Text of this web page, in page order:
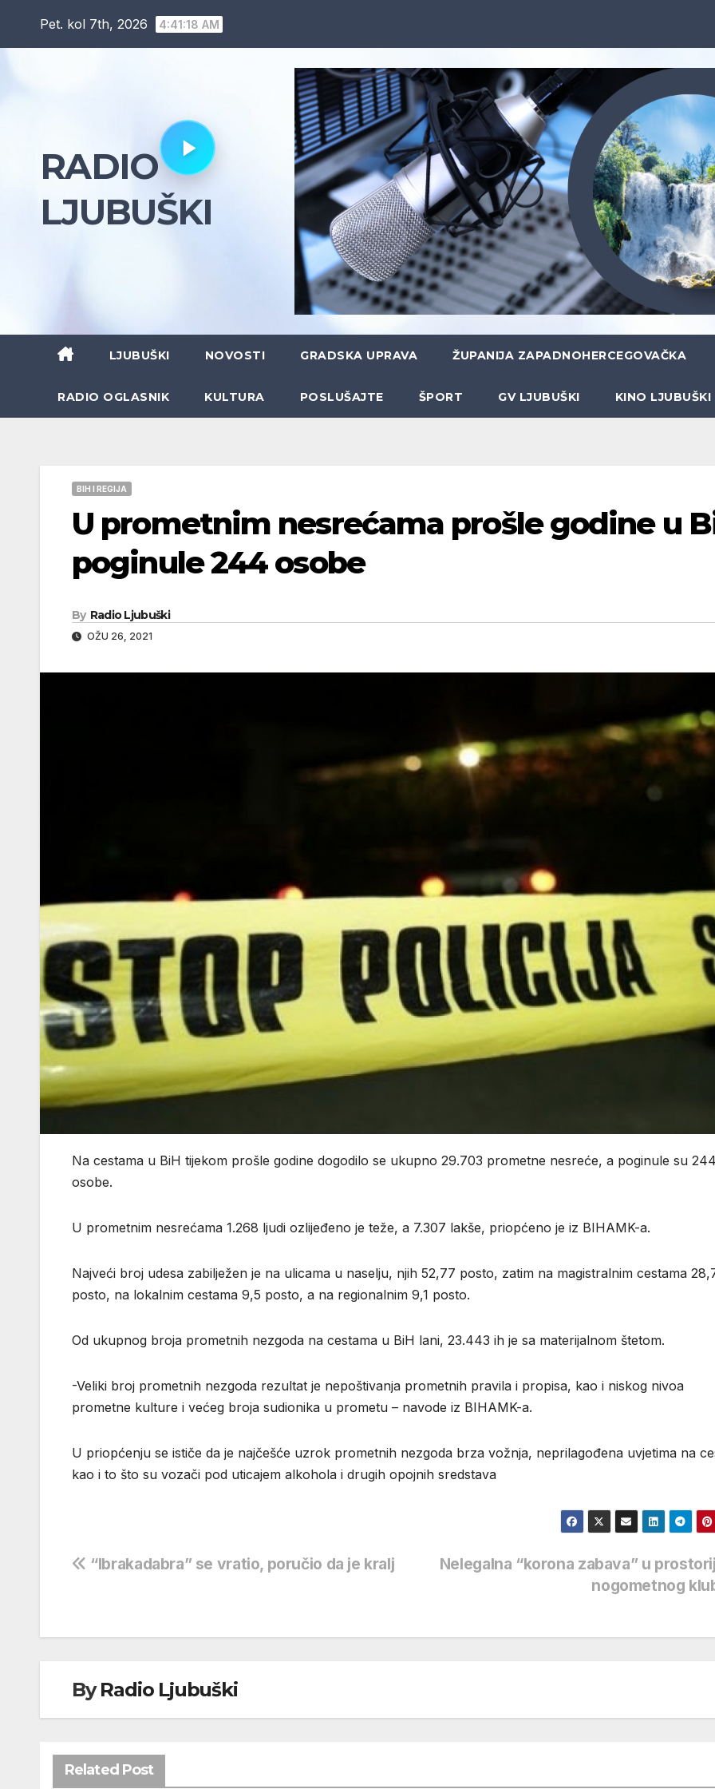
Pet. kol 7th, 2026 4:41:19 AM
RADIO
LJUBUŠKI
LJUBUŠKI NOVOSTI GRADSKA UPRAVA ŽUPANIJA ZAPADNOHERCEGOVAČKA
RADIO OGLASNIK KULTURA POSLUŠAJTE ŠPORT GV LJUBUŠKI KINO LJUBUŠKI
BIH I REGIJA
U prometnim nesrećama prošle godine u
poginule 244 osobe
By Radio Ljubuški
OŽU 26, 2021
Na cestama u BiH tijekom prošle godine dogodilo se ukupno 29.703 prometne nesreće, a poginule su
osobe.
U prometnim nesrećama 1.268 ljudi ozlijeđeno je teže, a 7.307 lakše, priopćeno je iz BIHAMK-a.
Najveći broj udesa zabilježen je na ulicama u naselju, njih 52,77 posto, zatim na magistralnim cestama
posto, na lokalnim cestama 9,5 posto, a na regionalnim 9,1 posto.
Od ukupnog broja prometnih nezgoda na cestama u BiH lani, 23.443 ih je sa materijalnom štetom.
-Veliki broj prometnih nezgoda rezultat je nepoštivanja prometnih pravila i propisa, kao i niskog nivoa
prometne kulture i većeg broja sudionika u prometu – navode iz BIHAMK-a.
U priopćenju se ističe da je najčešće uzrok prometnih nezgoda brza vožnja, neprilagođena uvjetima na
kao i to što su vozači pod uticajem alkohola i drugih opojnih sredstava
Navigacija
Nelegalna “korona zabava” u
nogometnog
“Ibrakadabra” se vratio, poručio da je kralj
ByRadio Ljubuški
Related Post